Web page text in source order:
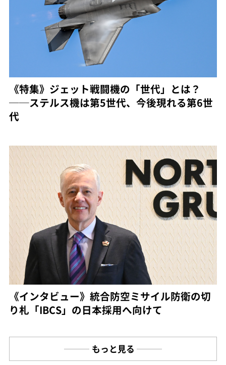
《特集》ジェット戦闘機の「世代」とは？
──ステルス機は第5世代、今後現れる第6世
代
《インタビュー》統合防空ミサイル防衛の切
り札「IBCS」の日本採用へ向けて
もっと見る